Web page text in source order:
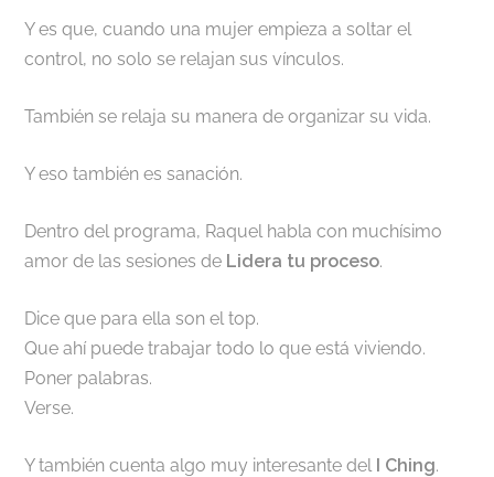
Y es que, cuando una mujer empieza a soltar el
control, no solo se relajan sus vínculos.
También se relaja su manera de organizar su vida.
Y eso también es sanación.
Dentro del programa, Raquel habla con muchísimo
amor de las sesiones de Lidera tu proceso.
Dice que para ella son el top.
Que ahí puede trabajar todo lo que está viviendo.
Poner palabras.
Verse.
Y también cuenta algo muy interesante del I Ching.